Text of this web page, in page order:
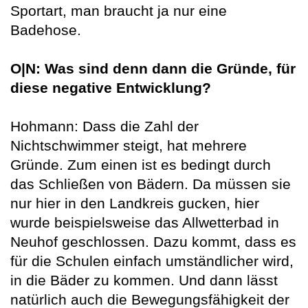
Sportart, man braucht ja nur eine
Badehose.
O|N: Was sind denn dann die Gründe, für
diese negative Entwicklung?
Hohmann: Dass die Zahl der
Nichtschwimmer steigt, hat mehrere
Gründe. Zum einen ist es bedingt durch
das Schließen von Bädern. Da müssen sie
nur hier in den Landkreis gucken, hier
wurde beispielsweise das Allwetterbad in
Neuhof geschlossen. Dazu kommt, dass es
für die Schulen einfach umständlicher wird,
in die Bäder zu kommen. Und dann lässt
natürlich auch die Bewegungsfähigkeit der